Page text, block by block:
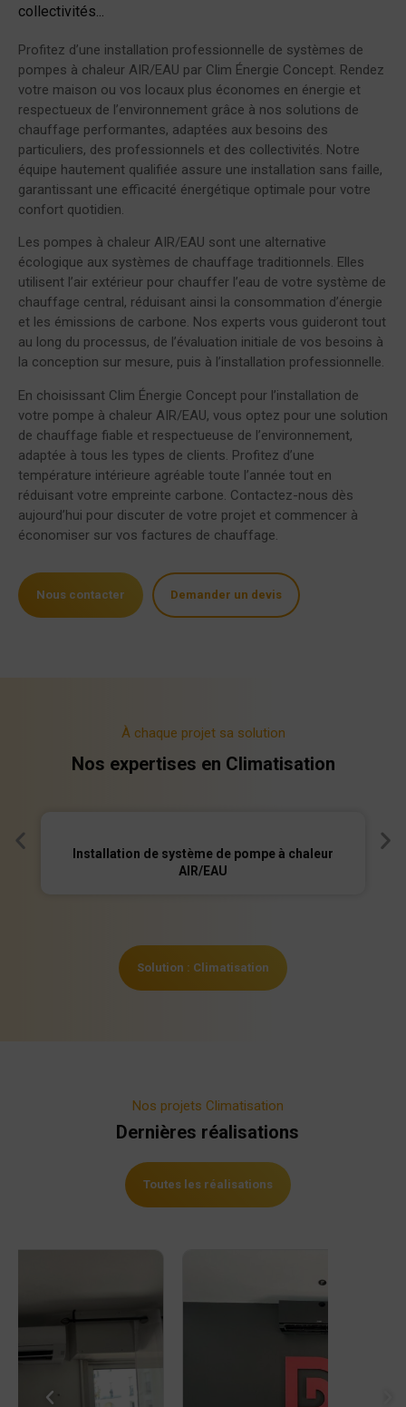
collectivités...
Profitez d’une installation professionnelle de systèmes de
pompes à chaleur AIR/EAU par Clim Énergie Concept. Rendez
votre maison ou vos locaux plus économes en énergie et
respectueux de l’environnement grâce à nos solutions de
chauffage performantes, adaptées aux besoins des
particuliers, des professionnels et des collectivités. Notre
équipe hautement qualifiée assure une installation sans faille,
garantissant une efficacité énergétique optimale pour votre
confort quotidien.
Les pompes à chaleur AIR/EAU sont une alternative
écologique aux systèmes de chauffage traditionnels. Elles
utilisent l’air extérieur pour chauffer l’eau de votre système de
chauffage central, réduisant ainsi la consommation d’énergie
et les émissions de carbone. Nos experts vous guideront tout
au long du processus, de l’évaluation initiale de vos besoins à
la conception sur mesure, puis à l’installation professionnelle.
En choisissant Clim Énergie Concept pour l’installation de
votre pompe à chaleur AIR/EAU, vous optez pour une solution
de chauffage fiable et respectueuse de l’environnement,
adaptée à tous les types de clients. Profitez d’une
température intérieure agréable toute l’année tout en
réduisant votre empreinte carbone. Contactez-nous dès
aujourd’hui pour discuter de votre projet et commencer à
économiser sur vos factures de chauffage.
Nous contacter Demander un devis
À chaque projet sa solution
Nos expertises en Climatisation
Installation de système de pompe à chaleur
AIR/EAU
Solution : Climatisation
Nos projets Climatisation
Dernières réalisations
Toutes les réalisations